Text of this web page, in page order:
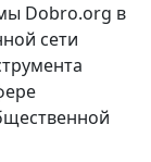
Dobro.org в
сети